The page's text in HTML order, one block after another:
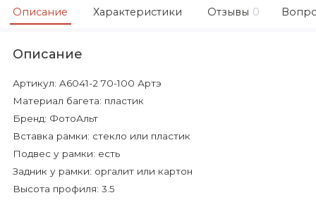
Описание Характеристики Отзывы 0
Описание
Артикул: A6041-2 70-100 Артэ
Материал багета: пластик
Бренд: ФотоАльт
Вставка рамки: стекло или пластик
Подвес у рамки: есть
Задник у рамки: оргалит или картон
Высота профиля: 3.5